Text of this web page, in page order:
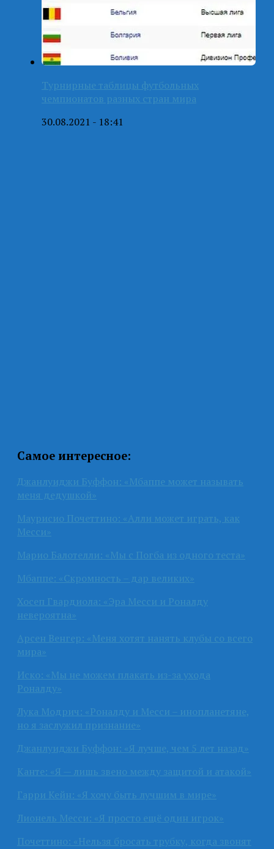
Турнирные таблицы футбольных
чемпионатов разных стран мира
30.08.2021 - 18:41
Самое интересное:
Джанлуиджи Буффон: «Мбаппе может называть
меня дедушкой»
Маурисио Почеттино: «Алли может играть, как
Месси»
Марио Балотелли: «Мы с Погба из одного теста»
Мбаппе: «Скромность – дар великих»
Хосеп Гвардиола: «Эра Месси и Роналду
невероятна»
Арсен Венгер: «Меня хотят нанять клубы со всего
мира»
Иско: «Мы не можем плакать из-за ухода
Роналду»
Лука Модрич: «Роналду и Месси – инопланетяне,
но я заслужил признание»
Джанлуиджи Буффон: «Я лучше, чем 5 лет назад»
Канте: «Я — лишь звено между защитой и атакой»
Гарри Кейн: «Я хочу быть лучшим в мире»
Лионель Месси: «Я просто ещё один игрок»
Почеттино: «Нельзя бросать трубку, когда звонят